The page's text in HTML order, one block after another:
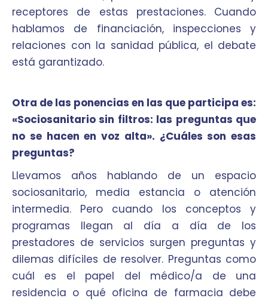
receptores de estas prestaciones. Cuando
hablamos de financiación, inspecciones y
relaciones con la sanidad pública, el debate
está garantizado.
Otra de las ponencias en las que participa es:
«Sociosanitario sin filtros: las preguntas que
no se hacen en voz alta». ¿Cuáles son esas
preguntas?
Llevamos años hablando de un espacio
sociosanitario, media estancia o atención
intermedia. Pero cuando los conceptos y
programas llegan al día a día de los
prestadores de servicios surgen preguntas y
dilemas difíciles de resolver. Preguntas como
cuál es el papel del médico/a de una
residencia o qué oficina de farmacia debe